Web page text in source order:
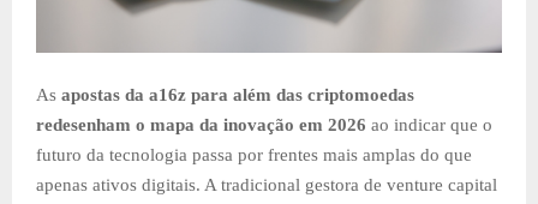
As apostas da a16z para além das criptomoedas
redesenham o mapa da inovação em 2026 ao indicar que o
futuro da tecnologia passa por frentes mais amplas do que
apenas ativos digitais. A tradicional gestora de venture capital